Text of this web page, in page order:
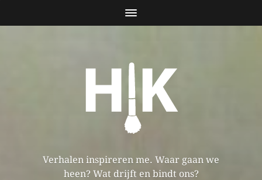
Verhalen inspireren me. Waar gaan we
heen? Wat drijft en bindt ons?